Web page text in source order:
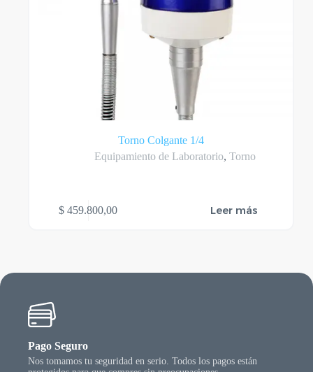
Torno Colgante 1/4
Equipamiento de Laboratorio,Torno
$ 459.800,00 Leer más
Pago Seguro
Nos tomamos tu seguridad en serio. Todos los pagos están